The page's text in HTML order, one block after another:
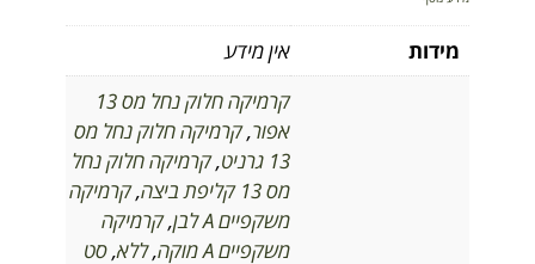
מידות
אין מידע
קרמיקה חלוק נחל מס 13
אפור,קרמיקה חלוק נחל מס
13 גרניט
,קרמיקה חלוק נחל
מס 13 קליפת ביצה
,קרמיקה
משקפיים A לבן
,קרמיקה
משקפיים A מוקה
,ללא,סט